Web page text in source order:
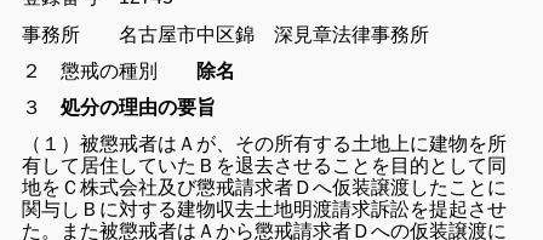
事務所
名古屋市中区錦 深見章法律事務所
２ 懲戒の種別 除名
３処分の理由の要旨
（１）被懲戒者はＡが、その所有する土地上に建物を所
有して居住していたＢを退去させることを目的として同
地をＣ株式会社及び懲戒請求者Ｄへ仮装譲渡したことに
関与しＢに対する建物収去土地明渡請求訴訟を提起させ
た。また被懲戒者はＡから懲戒請求者Ｄへの仮装譲渡に